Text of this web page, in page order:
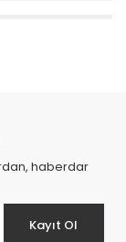
haberdar
Kayıt Ol